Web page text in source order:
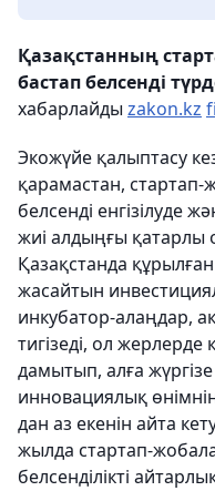
Қазақстанның
бастап белсенді
хабарлайды zakon.kz
Экожүйе қалыптасу
қарамастан,
белсенді енгізілуде
жиі алдыңғы қатарлы
Қазақстанда
жасайтын
инкубатор-алаңдар,
тигізеді, ол
дамытып, алға
инновациялық
дан аз екенін айта
жылда стартап-
белсенділікті